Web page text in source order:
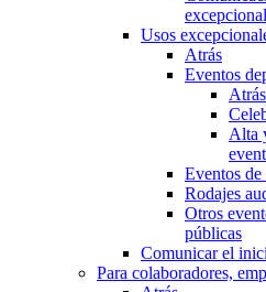
Usos
Atrás
Eventos
Atrás
Alta
Eventos
Rodajes
Otros
públicas
Comunicar el
Para colaboradores,